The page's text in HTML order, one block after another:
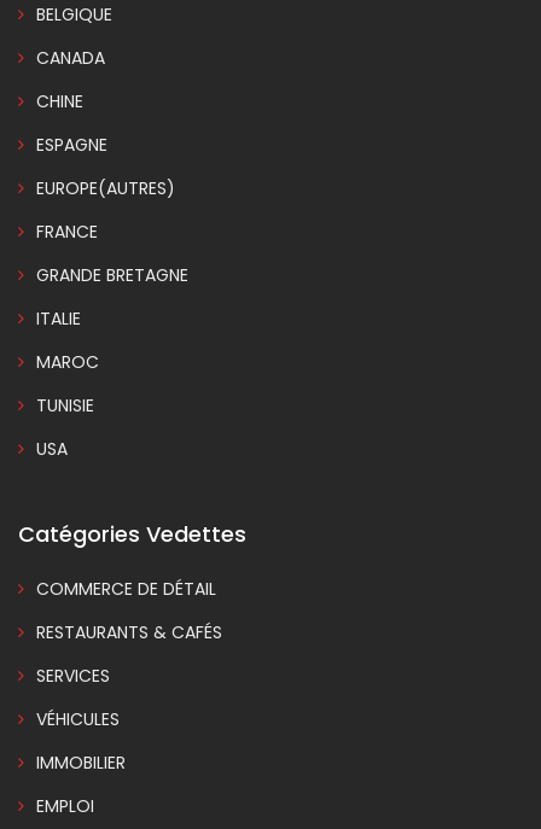
BELGIQUE
CANADA
CHINE
ESPAGNE
EUROPE(AUTRES)
FRANCE
GRANDE BRETAGNE
ITALIE
MAROC
TUNISIE
USA
Catégories Vedettes
COMMERCE DE DÉTAIL
RESTAURANTS & CAFÉS
SERVICES
VÉHICULES
IMMOBILIER
EMPLOI